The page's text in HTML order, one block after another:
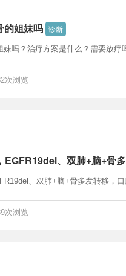
的姐妹吗 诊断
吗？治疗方案是什么？需要放疗
浏览
EGFR19del、双肺+脑+骨
、双肺+脑+骨多发转移，
浏览